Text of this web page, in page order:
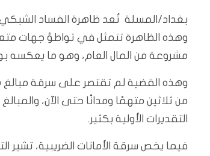
بغداد/المسلة تُعد ظاهرة الفساد الشبكي
وهذه الظاهرة تتمثل في تواطؤ جهات
مشروعة من المال العام، وهو ما يعكسه
وهذه القضية لم تقتصر على سرقة مبالغ
التقديرات الأولية بكثير.
فيما يخص سرقة الأمانات الضريبية،